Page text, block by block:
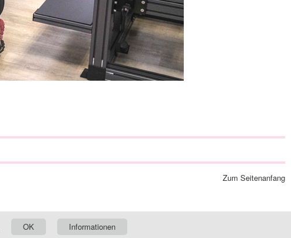
Zum Seitenanfang
OK Informationen